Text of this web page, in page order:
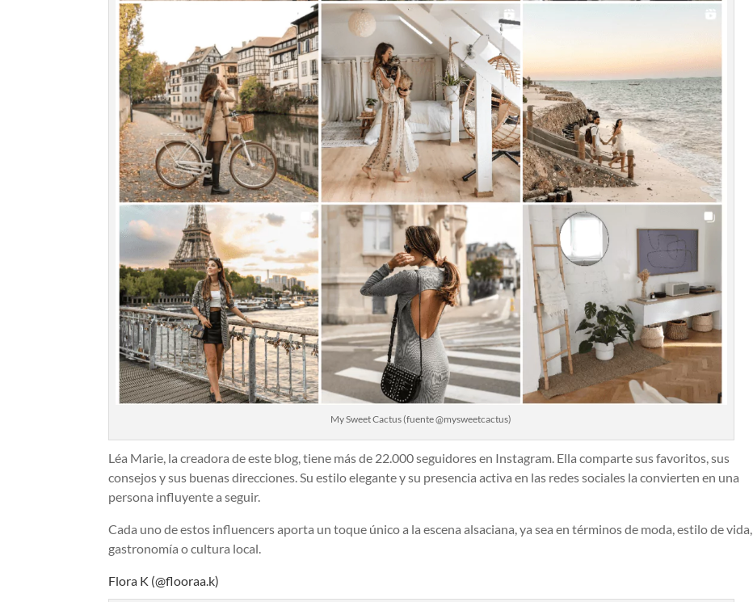
My Sweet Cactus (fuente @mysweetcactus)
Léa Marie, la creadora de este blog, tiene más de 22.000 seguidores en Instagram. Ella comparte sus favoritos, sus
consejos y sus buenas direcciones. Su estilo elegante y su presencia activa en las redes sociales la convierten en una
persona influyente a seguir.
Cada uno de estos influencers aporta un toque único a la escena alsaciana, ya sea en términos de moda, estilo de vida,
gastronomía o cultura local.
Flora K (@flooraa.k)